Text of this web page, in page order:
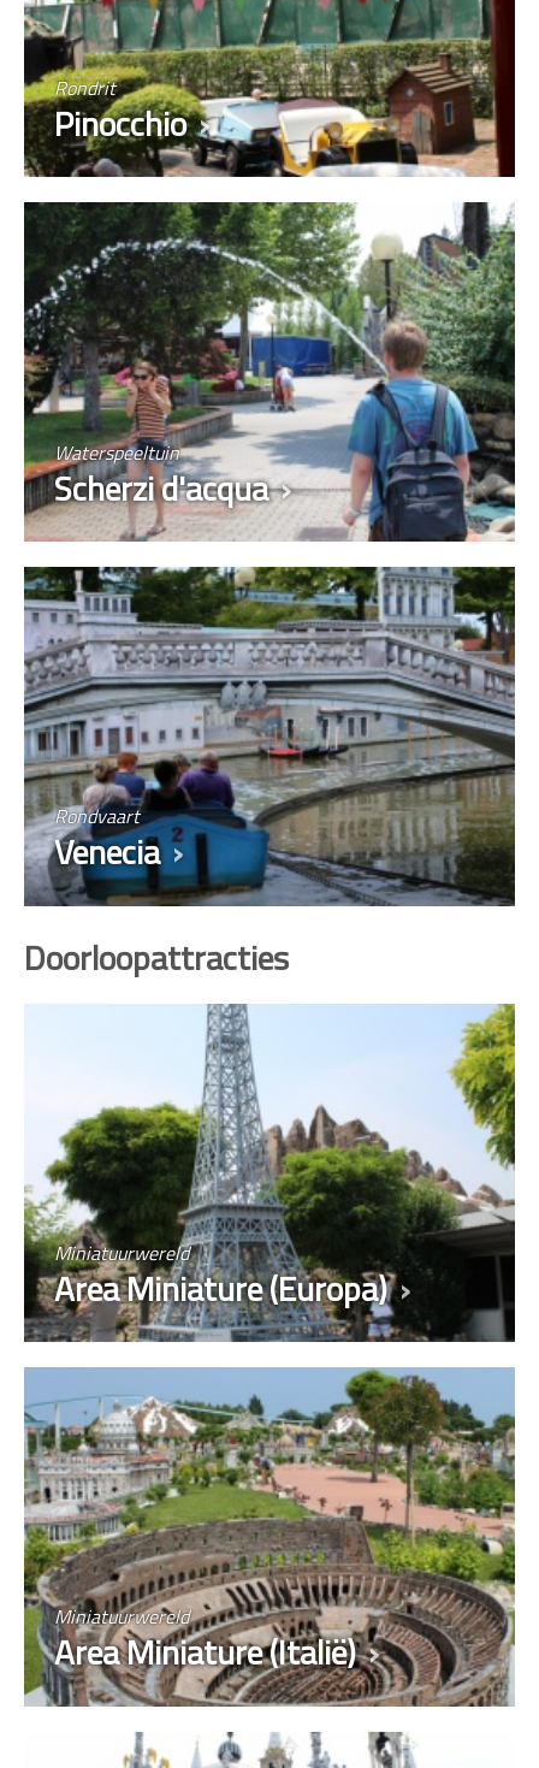
Rondrit
Pinocchio
Waterspeeltuin
Scherzi d'acqua
Rondvaart
Venecia
Doorloopattracties
Miniatuurwereld
Area Miniature (Europa)
Miniatuurwereld
Area Miniature (Italië)